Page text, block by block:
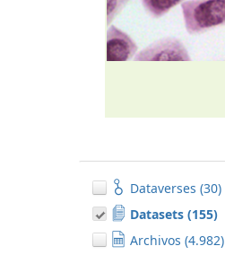
Dataverses (30)
Datasets (155)
Archivos (4.982)